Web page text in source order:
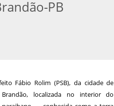
PB
Fábio Rolim (PSB), da cidade de
Brandão, localizada no interior do